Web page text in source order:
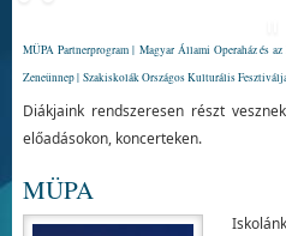
MÜPA Partnerprogram | Magyar Állami Operaház és
Zeneünnep | Szakiskolák Országos Kulturális
Diákjaink rendszeresen részt
előadásokon, koncerteken.
MÜPA